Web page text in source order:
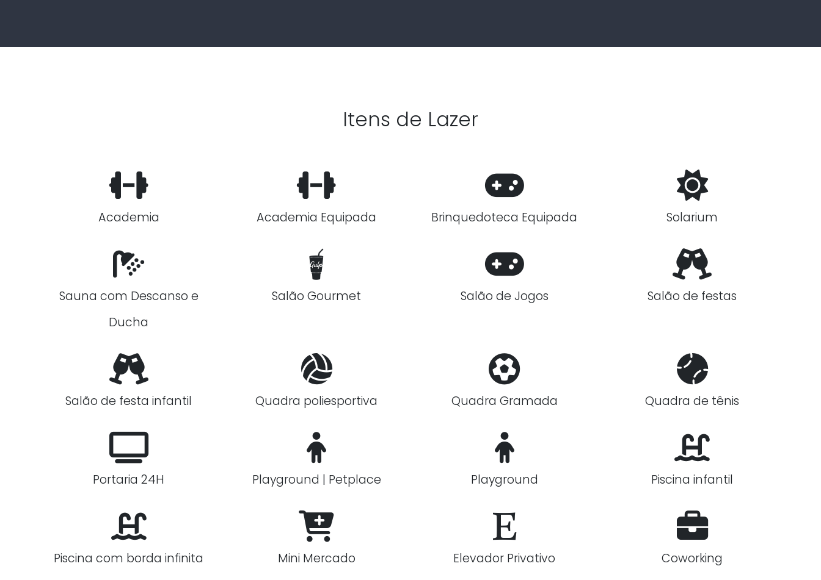
Itens de Lazer
Academia Academia Equipada Brinquedoteca Equipada Solarium
Sauna com Descanso e
Ducha
Salão Gourmet Salão de Jogos Salão de festas
Salão de festa infantil Quadra poliesportiva Quadra Gramada Quadra de tênis
Portaria 24H Playground | Petplace Playground Piscina infantil
Piscina com borda infinita Mini Mercado Elevador Privativo Coworking